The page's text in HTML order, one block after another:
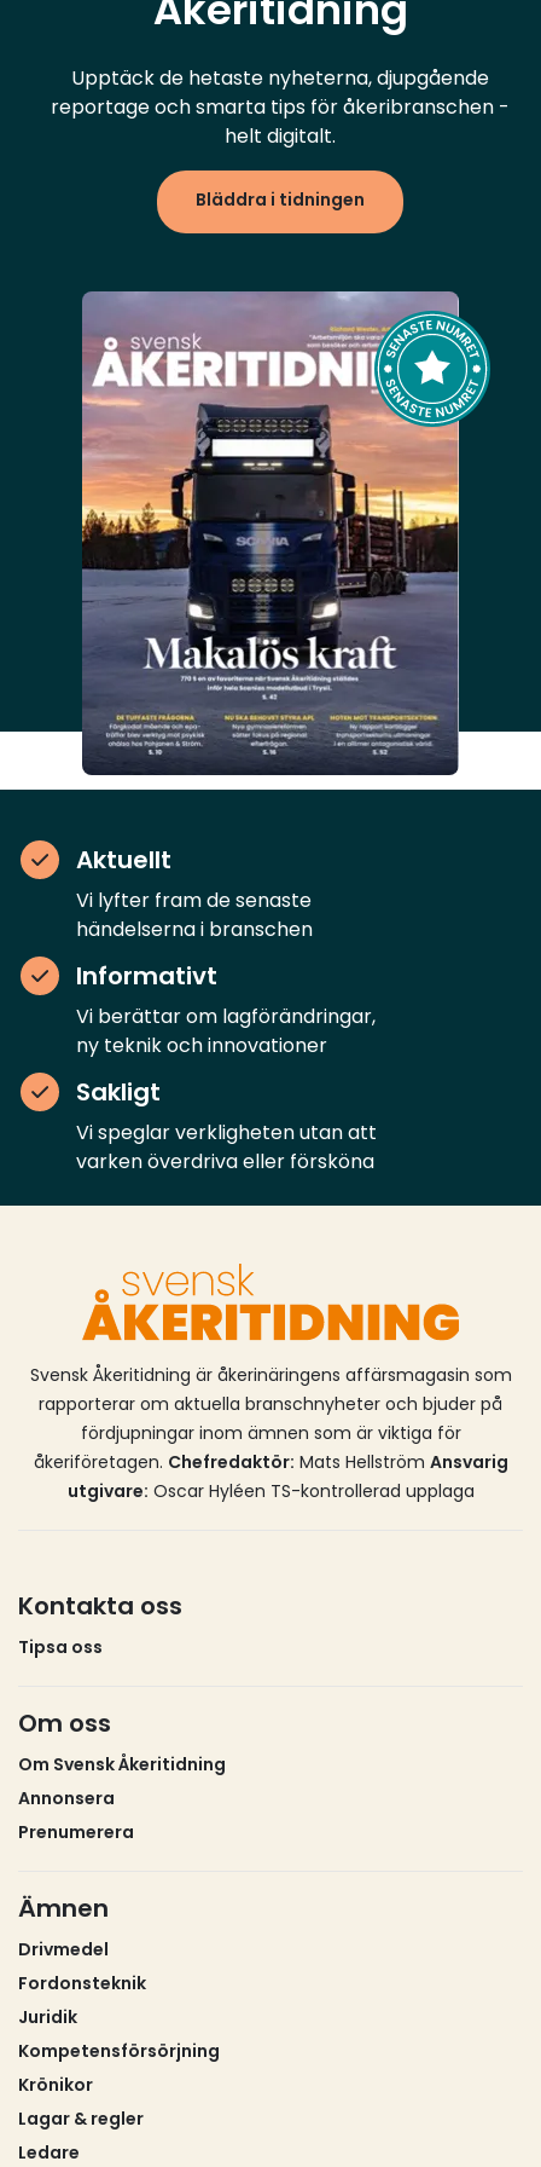
Upptäck de hetaste nyheterna, djupgående
reportage och smarta tips för åkeribranschen -
helt digitalt.
Bläddra i tidningen
Aktuellt
Vi lyfter fram de senaste
händelserna i branschen
Informativt
Vi berättar om lagförändringar,
ny teknik och innovationer
Sakligt
Vi speglar verkligheten utan att
varken överdriva eller försköna
Svensk Åkeritidning är åkerinäringens affärsmagasin som
rapporterar om aktuella branschnyheter och bjuder på
fördjupningar inom ämnen som är viktiga för
åkeriföretagen. Chefredaktör: Mats Hellström Ansvarig
utgivare: Oscar Hyléen TS-kontrollerad upplaga
Kontakta oss
Tipsa oss
Om oss
Om Svensk Åkeritidning
Annonsera
Prenumerera
Ämnen
Drivmedel
Fordonsteknik
Juridik
Kompetensförsörjning
Krönikor
Lagar & regler
Ledare